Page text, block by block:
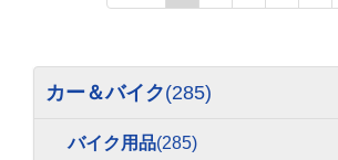
カー＆バイク(285)
バイク用品(285)